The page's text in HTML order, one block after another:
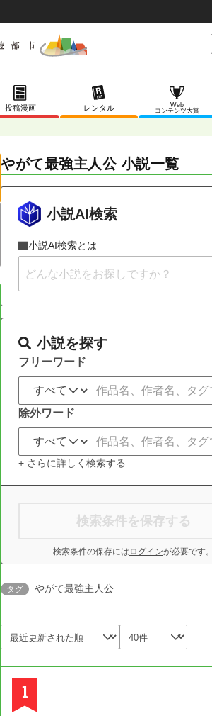
投稿漫画 レンタル
Web
コンテンツ大賞
やがて最強主人公 小説一覧
小説AI検索
小説AI検索とは
小説を探す
フリーワード
除外ワード
+ さらに詳しく検索する
検索条件を保存する
検索条件の保存には ログインが必要です。
タグ やがて最強主人公
1